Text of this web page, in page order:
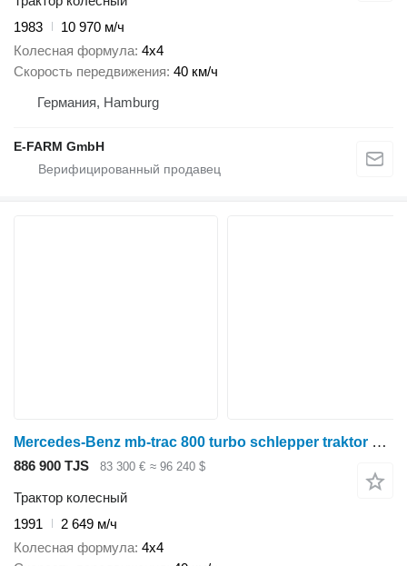
1983
10 970 м/ч
Колесная формула 4x4
Скорость передвижения 40 км/ч
Германия, Hamburg
E-FARM GmbH
Mercedes-Benz mb-trac 800 turbo schlepper traktor oldtimer
886 900 TJS 83 300 € ≈ 96 240 $
Трактор колесный
1991
2 649 м/ч
Колесная формула 4x4